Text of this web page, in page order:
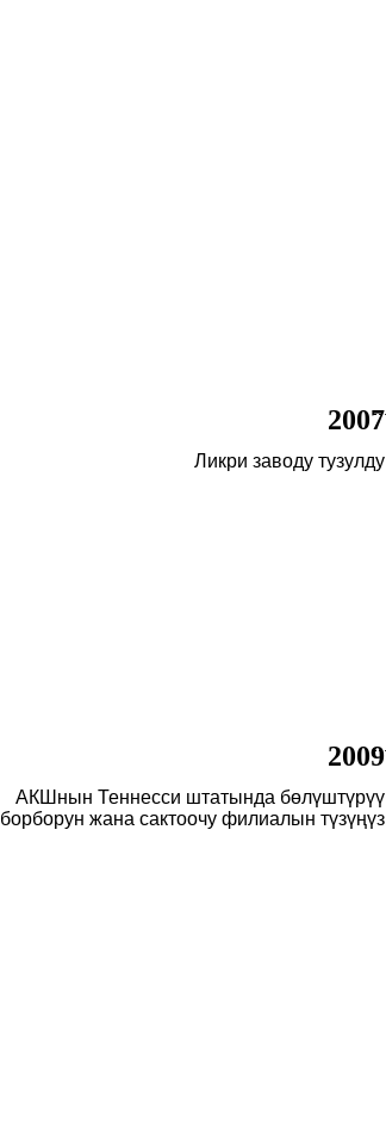
2007
Ликри заводу тузулду
2009
АКШнын Теннесси штатында бөлүштүрүү
борборун жана сактоочу филиалын түзүңүз